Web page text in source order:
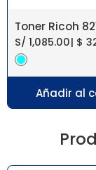
S/ 1,085.00| $
Añadir al